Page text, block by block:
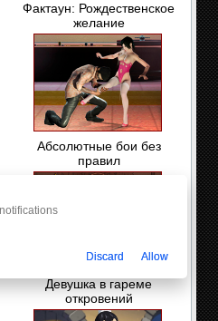
Фактаун: Рождественское
желание
Абсолютные бои без
правил
Девушка в гареме
откровений
Discard Allow